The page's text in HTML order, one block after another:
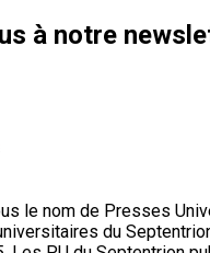
à notre
le nom de Presses
du